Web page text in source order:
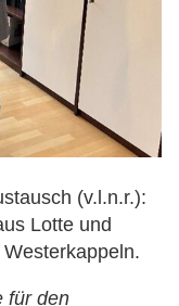
(v.l.n.r.):
Lotte und
für den